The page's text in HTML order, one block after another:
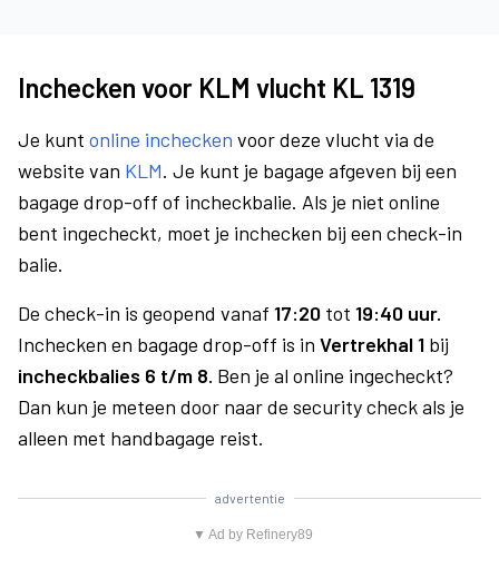
Inchecken voor KLM vlucht KL 1319
Je kunt online inchecken voor deze vlucht via de
website van KLM. Je kunt je bagage afgeven bij een
bagage drop-off of incheckbalie. Als je niet online
bent ingecheckt, moet je inchecken bij een check-in
balie.
De check-in is geopend vanaf 17:20 tot 19:40 uur.
Inchecken en bagage drop-off is in Vertrekhal 1 bij
incheckbalies 6 t/m 8. Ben je al online ingecheckt?
Dan kun je meteen door naar de security check als je
alleen met handbagage reist.
advertentie
▼ Ad by Refinery89